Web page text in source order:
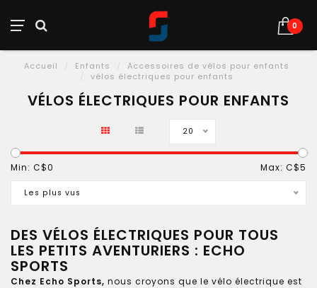
0
Accueil Enfants
Accessoires de vélos pour enfants
vélos électriques pour enfants
VÉLOS ÉLECTRIQUES POUR ENFANTS
20
Min: C$0 Max: C$5
Les plus vus
DES VÉLOS ÉLECTRIQUES POUR TOUS
LES PETITS AVENTURIERS : ECHO
SPORTS
Chez Echo Sports, nous croyons que le vélo électrique est